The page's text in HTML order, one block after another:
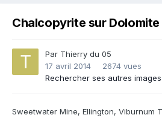
Chalcopyrite sur Dolomite
Par Thierry du 05
17 avril 2014
2674 vues
Rechercher ses autres images
Sweetwater Mine, Ellington, Viburnum